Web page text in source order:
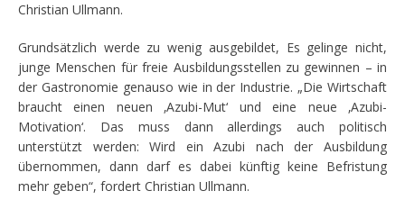
Christian Ullmann.
Grundsätzlich werde zu wenig ausgebildet, Es gelinge nicht,
junge Menschen für freie Ausbildungsstellen zu gewinnen – in
der Gastronomie genauso wie in der Industrie. „Die Wirtschaft
braucht einen neuen ‚Azubi-Mut‘ und eine neue ‚Azubi-
Motivation‘. Das muss dann allerdings auch politisch
unterstützt werden: Wird ein Azubi nach der Ausbildung
übernommen, dann darf es dabei künftig keine Befristung
mehr geben“, fordert Christian Ullmann.